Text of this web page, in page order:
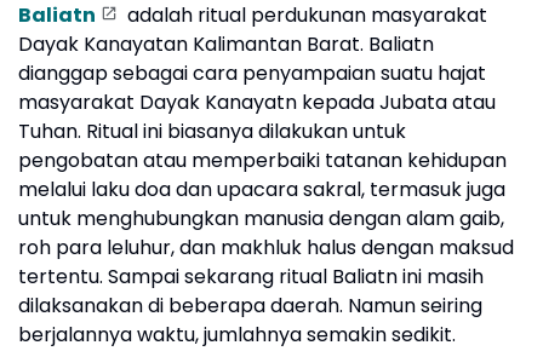
Baliatn
adalah ritual perdukunan masyarakat
Dayak Kanayatan Kalimantan Barat. Baliatn
dianggap sebagai cara penyampaian suatu hajat
masyarakat Dayak Kanayatn kepada Jubata atau
Tuhan. Ritual ini biasanya dilakukan untuk
pengobatan atau memperbaiki tatanan kehidupan
melalui laku doa dan upacara sakral, termasuk juga
untuk menghubungkan manusia dengan alam gaib,
roh para leluhur, dan makhluk halus dengan maksud
tertentu. Sampai sekarang ritual Baliatn ini masih
dilaksanakan di beberapa daerah. Namun seiring
berjalannya waktu, jumlahnya semakin sedikit.